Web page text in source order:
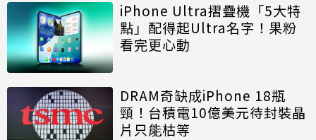
iPhone Ultra摺疊機「5大特
點」配得起Ultra名字！果粉
看完更心動
DRAM奇缺成iPhone 18瓶
頸！台積電10億美元待封裝晶
片只能枯等